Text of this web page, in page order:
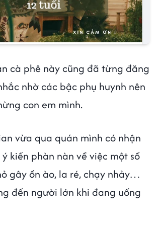
cà phê này cũng đã từng đăng
nhờ các bậc phụ huynh nên
con em mình.
vừa qua quán mình có nhận
kiến phàn nàn về việc một số
gây ồn ào, la ré, chạy nhảy…
đến người lớn khi đang uống